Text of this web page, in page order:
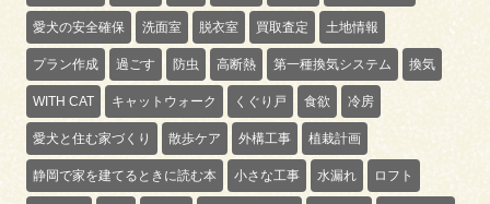
愛犬の安全確保 洗面室 脱衣室 買取査定 土地情報
プラン作成 過ごす 防虫 高断熱 第一種換気システム 換気
WITH CAT キャットウォーク くぐり戸 食欲 冷房
愛犬と住む家づくり 散歩ケア 外構工事 植栽計画
静岡で家を建てるときに読む本 小さな工事 水漏れ ロフト